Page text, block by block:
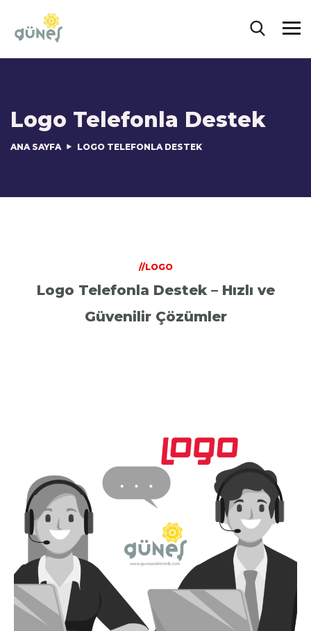
Logo Telefonla Destek
ANA SAYFA LOGO TELEFONLA DESTEK
//LOGO
Logo Telefonla Destek – Hızlı ve
Güvenilir Çözümler